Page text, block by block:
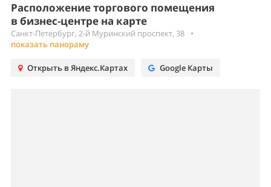
Расположение торгового помещения
в бизнес-центре на карте
Санкт-Петербург, 2-й Муринский проспект, 38
•
показать панораму
Открыть в Яндекс.Картах Google Карты